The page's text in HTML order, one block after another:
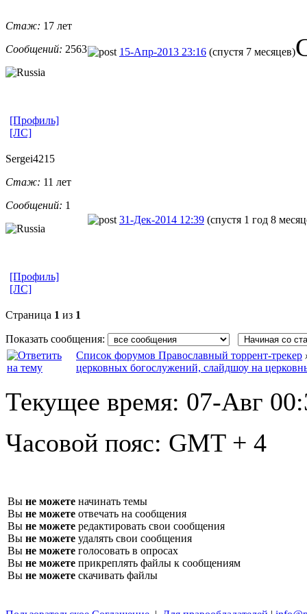
Стаж: 17 лет
Сообщений: 2563 15-Апр-2013 23:16 (спустя 7 месяцев)
[Профиль]
[ЛС]
Sergei4215
Стаж: 11 лет
Сообщений: 1
31-Дек-2014 12:39 (спустя 1 год 8
[Профиль]
[ЛС]
Страница 1 из 1
Показать сообщения:
Список форумов Православный торрент-трекер
церковных богослужений, слайдшоу на
Текущее время: 07-Авг
Часовой пояс: GMT + 4
Вы не можете начинать темы
Вы не можете отвечать на сообщения
Вы не можете редактировать свои сообщения
Вы не можете удалять свои сообщения
Вы не можете голосовать в опросах
Вы не можете прикреплять файлы к сообщениям
Вы не можете скачивать файлы